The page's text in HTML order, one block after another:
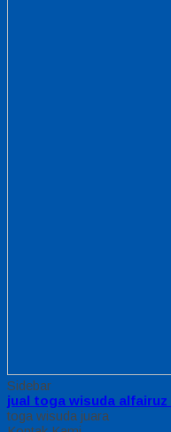
Sidebar
jual toga wisuda alfairuz
toga wisuda juara